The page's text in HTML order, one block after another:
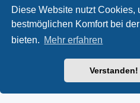
Diese Website nutzt Cookies,
bestmöglichen Komfort bei
bieten. Mehr erfahren
Verstanden!